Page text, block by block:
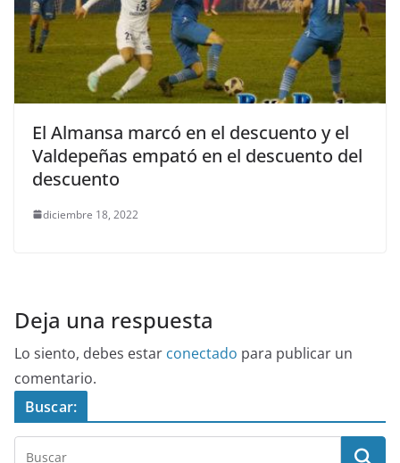
El Almansa marcó en el descuento y el
Valdepeñas empató en el descuento del
descuento
diciembre 18, 2022
Deja una respuesta
Lo siento, debes estar conectado para publicar un
comentario.
Buscar: